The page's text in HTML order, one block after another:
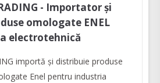
- Importator și
omologate ENEL
electrotehnică
importă și distribuie produse
Enel pentru industria